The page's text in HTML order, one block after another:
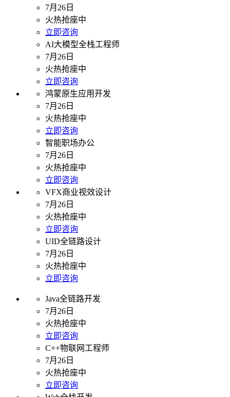
7月26日
火热抢座中
立即咨询
AI大模型全栈工程师
7月26日
火热抢座中
立即咨询
鸿蒙原生应用开发
7月26日
火热抢座中
立即咨询
智能职场办公
7月26日
火热抢座中
立即咨询
VFX商业视效设计
7月26日
火热抢座中
立即咨询
UID全链路设计
7月26日
火热抢座中
立即咨询
Java全链路开发
7月26日
火热抢座中
立即咨询
C++物联网工程师
7月26日
火热抢座中
立即咨询